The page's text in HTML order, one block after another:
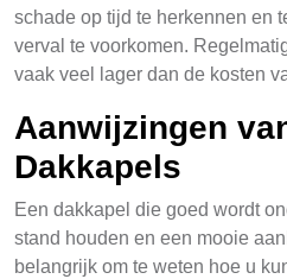
schade op tijd te herkennen en
verval te voorkomen.
vaak veel lager dan de kosten
Aanwijzingen
Dakkapels
Een dakkapel die goed wordt
stand houden en een mooie
belangrijk om te weten hoe u